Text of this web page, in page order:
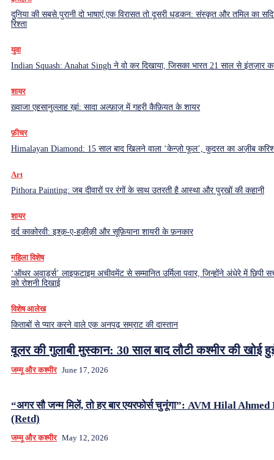
दुनिया की सबसे पुरानी दो भाषाएं,एक विरासत तो दूसरी धड़कन: संस्कृत और तमिल का
रिश्ता
युवा
Indian Squash: Anahat Singh ने वो कर दिखाया, जिसका भारत 21 साल से इंतज़ार
शायर
ख़्वाजा एहसानुल्लाह ख़ां: सादा अल्फ़ाज़ में गहरी कैफ़ियत के शायर
फ़ीचर
Himalayan Diamond: 15 साल बाद खिलने वाला ‘केन्ज़ो फूल’, कुदरत का अज़ीब
Art
Pithora Painting: जब दीवारों पर रंगों के साथ उतरती है आस्था और पुरखों की कहानी
शायर
दर्द काकोरवी: इश्क़-ए-हक़ीक़ी और सूफ़ियाना शायरी के फ़नकार
महिला विशेष
‘ऑथर अवार्ड्स’ लाइफटाइम अचीवमेंट से सम्मानित उर्मिला पवार, जिन्होंने अंधेरे में छिपी
को रोशनी दिखाई
विशेष आलेख
किताबों से प्यार करने वाले एक अनपढ़ सम्राट की दास्तान
वूलर की गुलाबी मुस्कान: 30 साल बाद लौटी कश्मीर की खोई
जम्मू और कश्मीर June 17, 2026
“अगर सौ जन्म मिलें, तो हर बार एयरफोर्स चुनूंगा”: AVM Hilal
(Retd)
जम्मू और कश्मीर May 12, 2026